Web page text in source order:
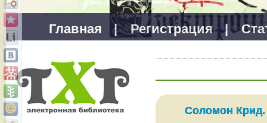
Главная | Регистрация |
Соломон Крид.